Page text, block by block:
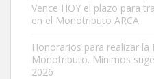
Vence HOY el plazo para
en el Monotributo ARCA
Honorarios para realizar la
Monotributo. Mínimos
2026